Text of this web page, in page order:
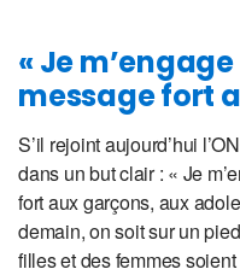
« Je
message fort
S’il rejoint aujourd’hui
dans un but clair : « Je
fort aux garçons, aux
demain, on soit sur un
filles et des femmes